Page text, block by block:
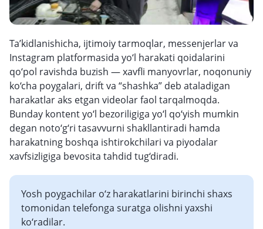
Ta’kidlanishicha, ijtimoiy tarmoqlar, messenjerlar va
Instagram platformasida yo‘l harakati qoidalarini
qo‘pol ravishda buzish — xavfli manyovrlar, noqonuniy
ko‘cha poygalari, drift va “shashka” deb ataladigan
harakatlar aks etgan videolar faol tarqalmoqda.
Bunday kontent yo‘l bezoriligiga yo‘l qo‘yish mumkin
degan noto‘g‘ri tasavvurni shakllantiradi hamda
harakatning boshqa ishtirokchilari va piyodalar
xavfsizligiga bevosita tahdid tug‘diradi.
Yosh poygachilar o‘z harakatlarini birinchi shaxs
tomonidan telefonga suratga olishni yaxshi
ko‘radilar.